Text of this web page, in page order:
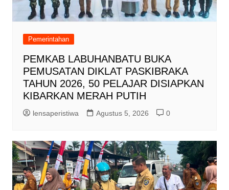
Pemerintahan
PEMKAB LABUHANBATU BUKA
PEMUSATAN DIKLAT PASKIBRAKA
TAHUN 2026, 50 PELAJAR DISIAPKAN
KIBARKAN MERAH PUTIH
lensaperistiwa Agustus 5, 2026 0